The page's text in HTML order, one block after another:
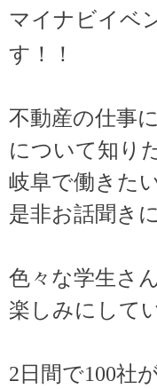
マイナビイベ
す！！
不動産の仕事
について知り
岐阜で働きた
是非お話聞き
色々な学生さ
楽しみにして
2日間で100社